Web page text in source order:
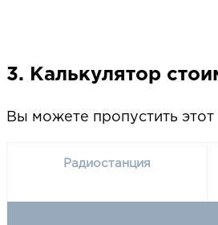
3. Калькулятор
Вы можете пропустить
Радиостанция